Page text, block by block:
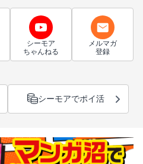
シーモア
ちゃんねる
メルマガ
登録
シーモアでポイ活